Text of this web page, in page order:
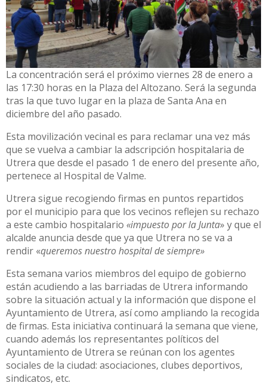
La concentración será el próximo viernes 28 de enero a
las 17:30 horas en la Plaza del Altozano. Será la segunda
tras la que tuvo lugar en la plaza de Santa Ana en
diciembre del año pasado.
Esta movilización vecinal es para reclamar una vez más
que se vuelva a cambiar la adscripción hospitalaria de
Utrera que desde el pasado 1 de enero del presente año,
pertenece al Hospital de Valme.
Utrera sigue recogiendo firmas en puntos repartidos
por el municipio para que los vecinos reflejen su rechazo
a este cambio hospitalario «impuesto por la Junta» y que el
alcalde anuncia desde que ya que Utrera no se va a
rendir «queremos nuestro hospital de siempre»
Esta semana varios miembros del equipo de gobierno
están acudiendo a las barriadas de Utrera informando
sobre la situación actual y la información que dispone el
Ayuntamiento de Utrera, así como ampliando la recogida
de firmas. Esta iniciativa continuará la semana que viene,
cuando además los representantes políticos del
Ayuntamiento de Utrera se reúnan con los agentes
sociales de la ciudad: asociaciones, clubes deportivos,
sindicatos, etc.